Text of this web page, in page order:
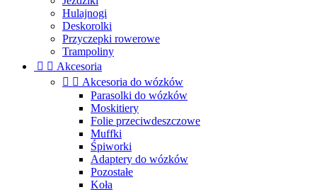
Hulajnogi
Deskorolki
Przyczepki rowerowe
Trampoliny
  Akcesoria
  Akcesoria do wózków
Parasolki do wózków
Moskitiery
Folie przeciwdeszczowe
Muffki
Śpiworki
Adaptery do wózków
Pozostałe
Koła